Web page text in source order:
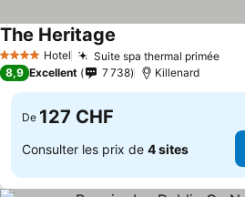
4 Étoiles Hotel Suite spa thermal primée
The Heritage
8,9 Excellent 7 738 Killenard
De 127 CHF
Consulter les prix de 4 sites